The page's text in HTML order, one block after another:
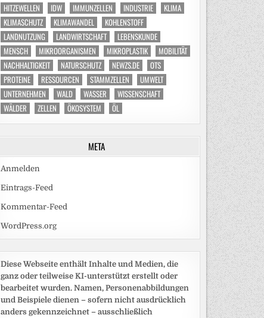
HITZEWELLEN
IDW IMMUNZELLEN INDUSTRIE
KLIMA
KLIMASCHUTZ
KLIMAWANDEL
KOHLENSTOFF
LANDNUTZUNG
LANDWIRTSCHAFT
LEBENSKUNDE
MENSCH
MIKROORGANISMEN MIKROPLASTIK
MOBILITÄT
NACHHALTIGKEIT
NATURSCHUTZ NEWZS.DE
OTS
PROTEINE
RESSOURCEN STAMMZELLEN
UMWELT
UNTERNEHMEN
WALD WASSER
WISSENSCHAFT
WÄLDER
ZELLEN ÖKOSYSTEM ÖL
META
Anmelden
Eintrags-Feed
Kommentar-Feed
WordPress.org
Diese Webseite enthält Inhalte und Medien, die
ganz oder teilweise KI-unterstützt erstellt oder
bearbeitet wurden. Namen, Personenabbildungen
und Beispiele dienen – sofern nicht ausdrücklich
anders gekennzeichnet – ausschließlich